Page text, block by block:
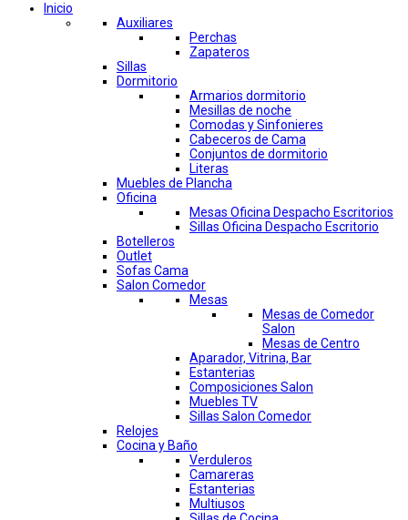
Inicio
Auxiliares
Perchas
Zapateros
Sillas
Dormitorio
Armarios dormitorio
Mesillas de noche
Comodas y Sinfonieres
Cabeceros de Cama
Conjuntos de dormitorio
Literas
Muebles de Plancha
Oficina
Mesas Oficina Despacho Escritorios
Sillas Oficina Despacho Escritorio
Botelleros
Outlet
Sofas Cama
Salon Comedor
Mesas
Mesas de Comedor
Salon
Mesas de Centro
Aparador, Vitrina, Bar
Estanterias
Composiciones Salon
Muebles TV
Sillas Salon Comedor
Relojes
Cocina y Baño
Verduleros
Camareras
Estanterias
Multiusos